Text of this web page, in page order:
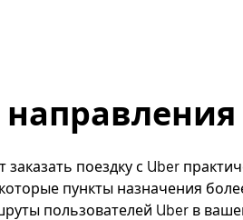
заказать поездку с Uber
пункты назначения
пользователей Uber в